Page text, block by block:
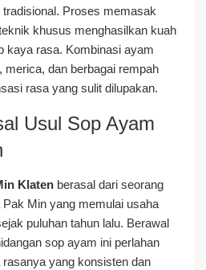
Proses memasak
khusus menghasilkan kuah
kaya rasa. Kombinasi ayam
merica, dan berbagai rempah
rasa yang sulit dilupakan.
Usul Sop Ayam
Klaten berasal dari seorang
Min yang memulai usaha
puluhan tahun lalu. Berawal
sop ayam ini perlahan
yang konsisten dan